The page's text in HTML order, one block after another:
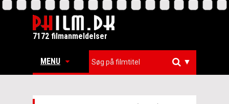
7172 filmanmeldelser
MENU ▼